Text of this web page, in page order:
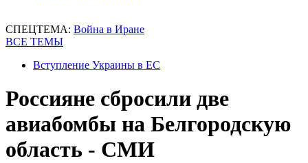
СПЕЦТЕМА: Война в Иране
ВСЕ ТЕМЫ
Вступление Украины в ЕС
Россияне сбросили две
авиабомбы на Белгородскую
область - СМИ